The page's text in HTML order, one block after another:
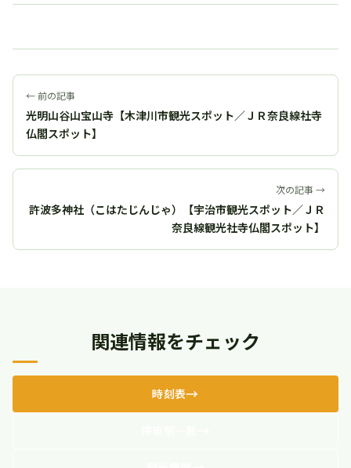
← 前の記事
光明山谷山宝山寺【木津川市観光スポット／ＪＲ奈良線社寺
仏閣スポット】
次の記事 →
許波多神社（こはたじんじゃ）【宇治市観光スポット／ＪＲ
奈良線観光社寺仏閣スポット】
関連情報をチェック
時刻表